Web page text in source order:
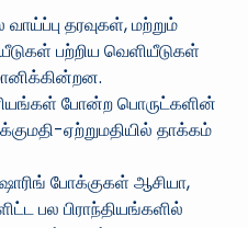
தரவுகள், மற்றும்
பற்றிய வெளியீடுகள்
போன்ற பொருட்களின்
ஏற்றுமதியில் தாக்கம்
போக்குகள் ஆசியா,
பல பிராந்தியங்களில்